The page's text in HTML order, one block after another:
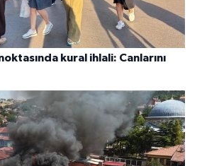
kural ihlali: Canlarını